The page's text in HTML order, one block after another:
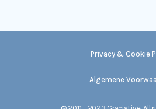
Privacy & Cookie
Algemene